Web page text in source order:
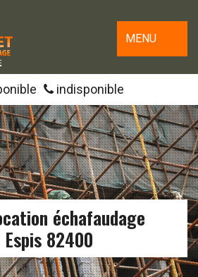
MENU
indisponible
échafaudage
82400